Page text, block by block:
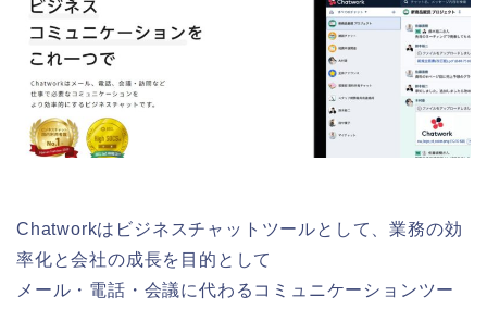
Chatworkはビジネスチャットツールとして、業務の効
率化と会社の成長を目的として
メール・電話・会議に代わるコミュニケーションツー